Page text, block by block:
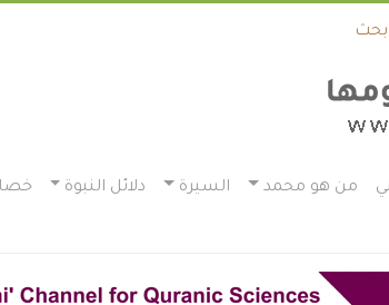
من هو محمد السيرة دلائل النبوة